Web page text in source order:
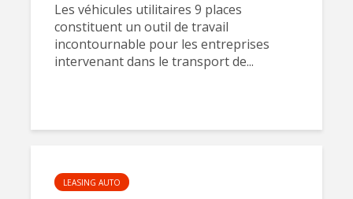
Les véhicules utilitaires 9 places
constituent un outil de travail
incontournable pour les entreprises
intervenant dans le transport de...
LEASING AUTO